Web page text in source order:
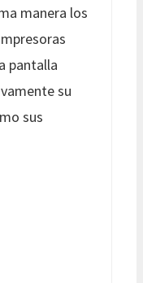
manera los
pantalla
su
sus